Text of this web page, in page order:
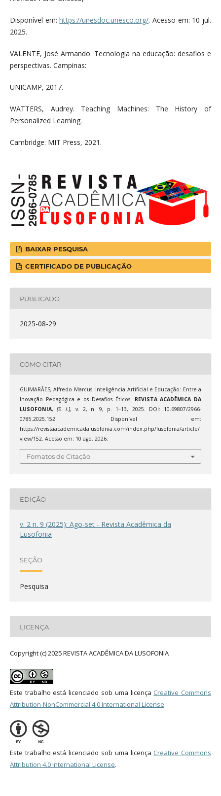
Disponível em:https://unesdoc.unesco.org/. Acesso em: 10 jul.
2025.
VALENTE, José Armando. Tecnologia na educação: desafios e
perspectivas. Campinas:
UNICAMP, 2017.
WATTERS, Audrey. Teaching Machines: The History of
Personalized Learning.
Cambridge: MIT Press, 2021.
BAIXAR PESQUISA
CERTIFICADO DE PUBLICAÇÃO
PUBLICADO
2025-08-29
COMO CITAR
GUIMARÃES, Alfredo Marcus. Inteligência Artificial e Educação: Entre a
Inovação Pedagógica e os Desafios Éticos. REVISTA ACADÊMICA DA
LUSOFONIA,[S. l.], v. 2, n. 9, p. 1–13, 2025. DOI: 10.69807/2966-
0785.2025.152. Disponível em:
https://revistaacademicadalusofonia.com/index.php/lusofonia/article/
view/152. Acesso em: 10 ago. 2026.
Fomatos de Citação
EDIÇÃO
v. 2 n. 9 (2025): Ago-set - Revista Acadêmica da
Lusofonia
SEÇÃO
Pesquisa
LICENÇA
Copyright (c) 2025 REVISTA ACADÊMICA DA LUSOFONIA
Este trabalho está licenciado sob uma licença Creative Commons
Attribution-NonCommercial 4.0 International License.
Este trabalho está licenciado sob uma licença Creative Commons
Attribution 4.0 International License.